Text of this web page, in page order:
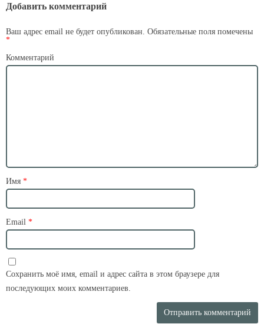
Добавить комментарий
Ваш адрес email не будет опубликован. Обязательные поля помечены
*
Комментарий
Имя *
Email *
Сохранить моё имя, email и адрес сайта в этом браузере для
последующих моих комментариев.